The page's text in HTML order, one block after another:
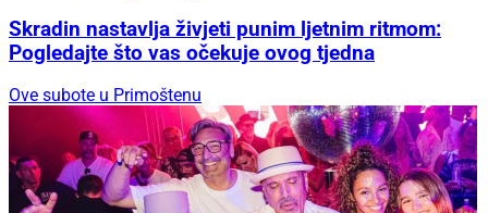
Skradin nastavlja živjeti punim ljetnim ritmom:
Pogledajte što vas očekuje ovog tjedna
Ove subote u Primoštenu